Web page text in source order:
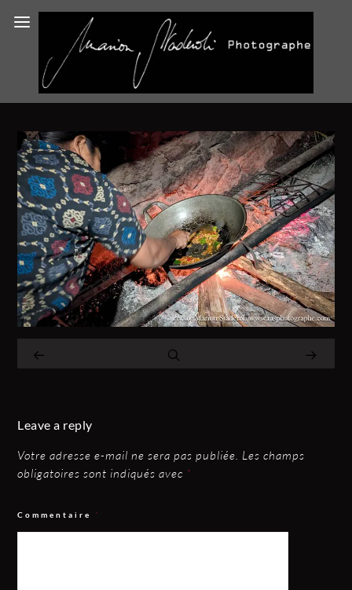
Leave a reply
Votre adresse e-mail ne sera pas publiée. Les champs
obligatoires sont indiqués avec *
Commentaire *